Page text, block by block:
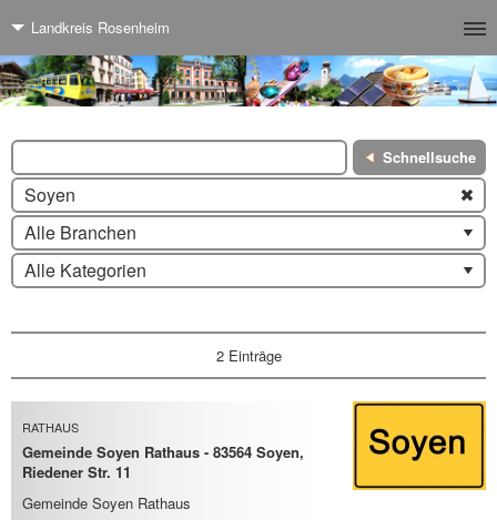
Landkreis Rosenheim
Schnellsuche
Soyen
Alle Branchen
Alle Kategorien
2 Einträge
RATHAUS
Gemeinde Soyen Rathaus - 83564 Soyen,
Riedener Str. 11
Gemeinde Soyen Rathaus